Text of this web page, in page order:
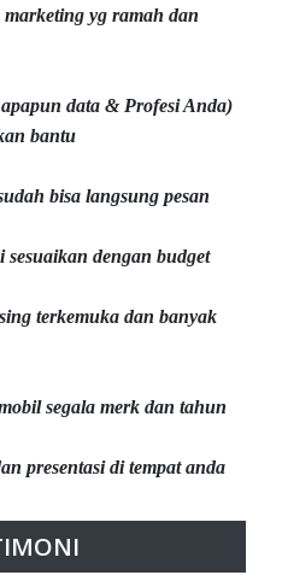
yg ramah dan
data & Profesi Anda)
bantu
bisa langsung pesan
dengan budget
terkemuka dan banyak
segala merk dan tahun
presentasi di tempat anda